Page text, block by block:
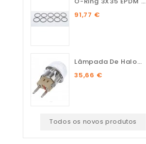
91,77 €
Lâmpada De Halogénio...
35,66 €
Todos os novos produtos